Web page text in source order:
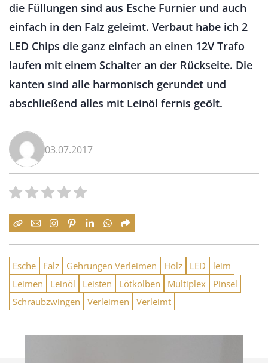
die Füllungen sind aus Esche Furnier und auch
einfach in den Falz geleimt. Verbaut habe ich 2
LED Chips die ganz einfach an einen 12V Trafo
laufen mit einem Schalter an der Rückseite. Die
kanten sind alle harmonisch gerundet und
abschließend alles mit Leinöl fernis geölt.
03.07.2017
Esche Falz Gehrungen Verleimen Holz LED
leim
Leimen
Leinöl Leisten Lötkolben Multiplex
Pinsel
Schraubzwingen
Verleimen Verleimt